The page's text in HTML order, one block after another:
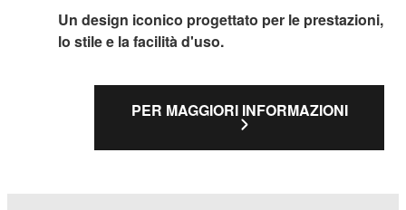
Un design iconico progettato per le prestazioni,
lo stile e la facilità d'uso.
PER MAGGIORI INFORMAZIONI